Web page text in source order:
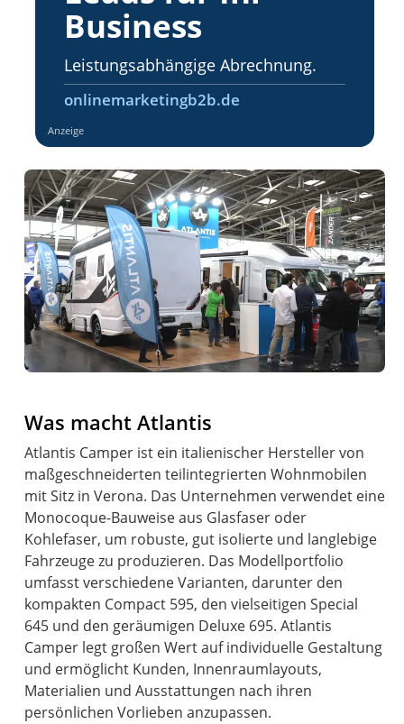
Business
Leistungsabhängige Abrechnung.
onlinemarketingb2b.de
Anzeige
Was macht Atlantis
Atlantis Camper ist ein italienischer Hersteller von
maßgeschneiderten teilintegrierten Wohnmobilen
mit Sitz in Verona. Das Unternehmen verwendet eine
Monocoque-Bauweise aus Glasfaser oder
Kohlefaser, um robuste, gut isolierte und langlebige
Fahrzeuge zu produzieren. Das Modellportfolio
umfasst verschiedene Varianten, darunter den
kompakten Compact 595, den vielseitigen Special
645 und den geräumigen Deluxe 695. Atlantis
Camper legt großen Wert auf individuelle Gestaltung
und ermöglicht Kunden, Innenraumlayouts,
Materialien und Ausstattungen nach ihren
persönlichen Vorlieben anzupassen.